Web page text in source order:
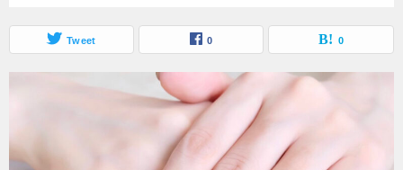
Tweet 0 0